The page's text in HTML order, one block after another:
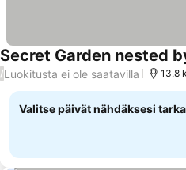
Secret Garden nested
/Luokitusta ei ole saatavilla 13.8
Valitse päivät nähdäksesi